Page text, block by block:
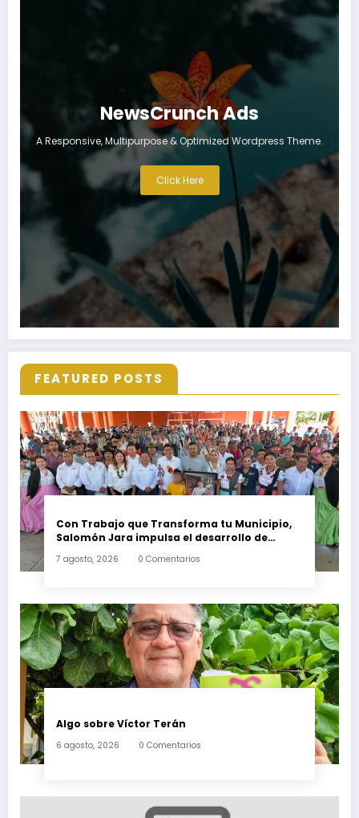
NewsCrunch Ads
A Responsive, Multipurpose & Optimized Wordpress Theme.
Click Here
FEATURED POSTS
Con Trabajo que Transforma tu Municipio,
Salomón Jara impulsa el desarrollo de
7 agosto, 2026 0 Comentarios
Algo sobre Víctor Terán
6 agosto, 2026 0 Comentarios